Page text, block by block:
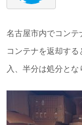
名古屋市内でコンテ
コンテナを返却す
入、半分は処分とな